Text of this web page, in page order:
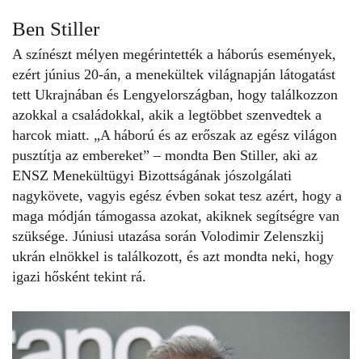
Ben Stiller
A színészt mélyen megérintették a háborús események,
ezért június 20-án, a menekültek világnapján látogatást
tett Ukrajnában és Lengyelországban, hogy találkozzon
azokkal a családokkal, akik a legtöbbet szenvedtek a
harcok miatt. „A háború és az erőszak az egész világon
pusztítja az embereket” – mondta Ben Stiller, aki az
ENSZ Menekültügyi Bizottságának jószolgálati
nagykövete, vagyis egész évben sokat tesz azért, hogy a
maga módján támogassa azokat, akiknek segítségre van
szüksége. Júniusi utazása során Volodimir Zelenszkij
ukrán elnökkel is találkozott, és azt mondta neki, hogy
igazi hősként tekint rá.